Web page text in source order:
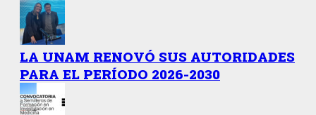
LA UNAM RENOVÓ SUS AUTORIDADES
PARA EL PERÍODO 2026-2030